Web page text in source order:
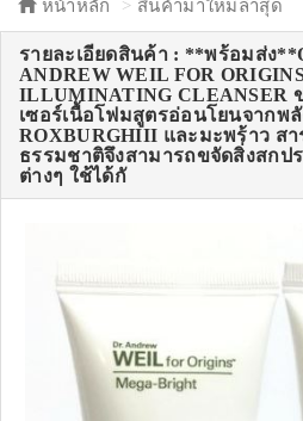
หน้าหลัก สินค้ามาใหม่ล่าสุด
รายละเอียดสินค้า : **พร้อมส่ง
ANDREW WEIL FOR
ILLUMINATING CLEANSER
เซอร์เนื้อโฟมสูตรอ่อนโยนจากพ
ROXBURGHIII และมะพร้าว ส
ธรรมชาติจึงสามารถขจัดสิ่งสกป
ต่างๆ ใช้ได้กั